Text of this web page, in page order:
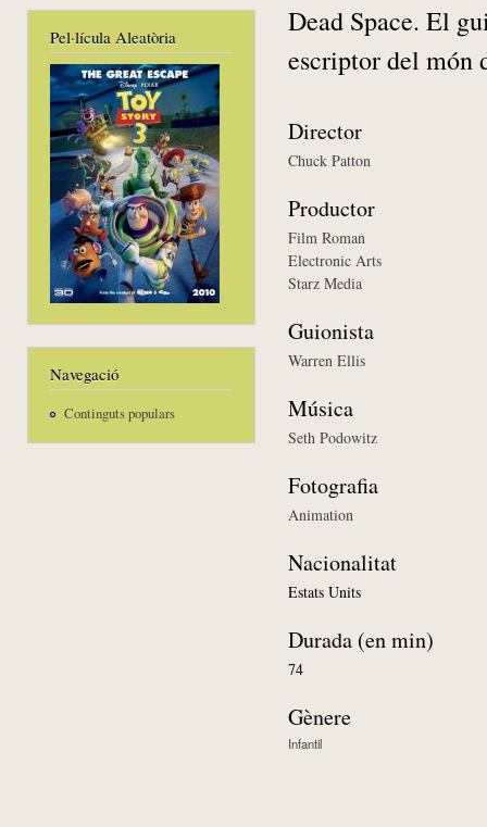
Pel·lícula Aleatòria
Navegació
Continguts populars
Dead Space. El
escriptor del món
Director
Chuck Patton
Productor
Film Roman
Electronic Arts
Starz Media
Guionista
Warren Ellis
Música
Seth Podowitz
Fotografia
Animation
Nacionalitat
Estats Units
Durada (en min)
74
Gènere
Infantil